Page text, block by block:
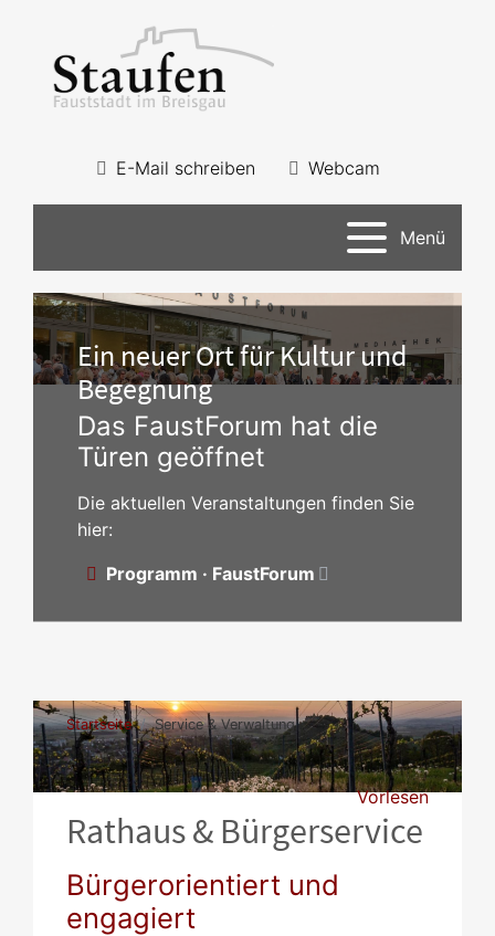
E-Mail schreiben Webcam
Menü
Ein neuer Ort für Kultur und
Begegnung
Das FaustForum hat die
Türen geöffnet
Die aktuellen Veranstaltungen finden Sie
hier:
Programm · FaustForum
Startseite Service & Verwaltung
Vorlesen
Rathaus & Bürgerservice
Bürgerorientiert und
engagiert